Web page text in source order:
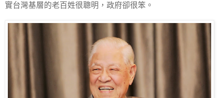
實台灣基層的老百姓很聰明，政府卻很笨。